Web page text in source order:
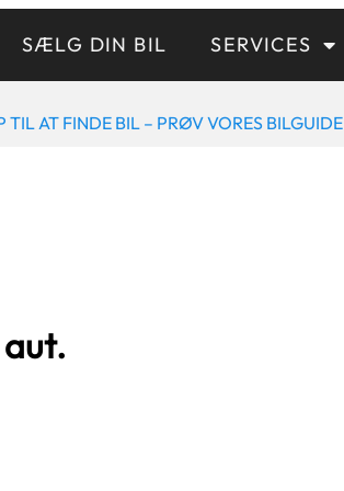
SÆLG DIN BIL SERVICES
AT FINDE BIL – PRØV VORES BILGUIDE